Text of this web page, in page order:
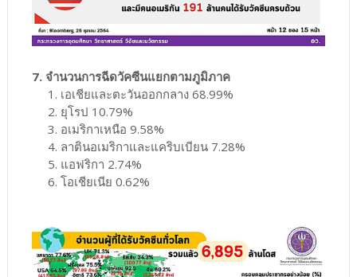
7. จำนวนการฉีดวัคซีนแยกตามภูมิภาค
1. เอเชียและตะวันออกกลาง 68.99%
2. ยุโรป 10.79%
3. อเมริกาเหนือ 9.58%
4. ลาตินอเมริกาและแคริบเบียน 7.28%
5. แอฟริกา 2.74%
6. โอเชียเนีย 0.62%